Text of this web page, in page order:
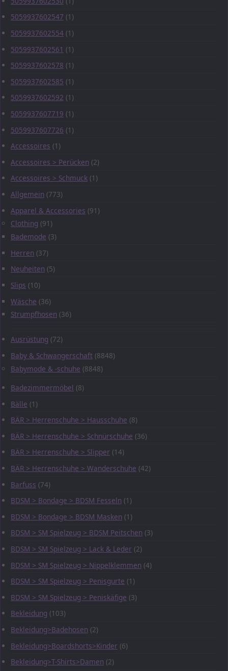
5059937602547 (1)
5059937602554 (1)
5059937602561 (1)
5059937602578 (1)
5059937602585 (1)
5059937602592 (1)
5059937607719 (1)
5059937607726 (1)
Accessoires (1)
Accessoires > Perücken (2)
Accessoires > Schmuck (1)
Allgemein (773)
Apparel & Accessories (91)
Clothing (91)
Bademode (3)
Herren (37)
Neuheiten (5)
Slips (10)
Wäsche (36)
Strumpfhosen (36)
Ausrüstung (72)
Baby & Schwangerschaft (8848)
Babymode & -schuhe (8848)
Badezimmermöbel (8)
Bälle (1)
BÄR > Herrenschuhe > Hausschuhe (8)
BÄR > Herrenschuhe > Schnürschuhe (36)
BÄR > Herrenschuhe > Slipper (14)
BÄR > Herrenschuhe > Wanderschuhe (42)
Barfuss (74)
BDSM > Bondage > BDSM Fesseln (1)
BDSM > Bondage > BDSM Masken (1)
BDSM > SM Spielzeug > BDSM Peitschen (3)
BDSM > SM Spielzeug > Lack & Leder (2)
BDSM > SM Spielzeug > Nippelklemmen (4)
BDSM > SM Spielzeug > Penisgurte (1)
BDSM > SM Spielzeug > Peniskäfige (3)
Bekleidung (103)
Bekleidung>Badehosen (2)
Bekleidung>Boardshorts>Kinder (6)
Bekleidung>T-Shirts>Damen (2)